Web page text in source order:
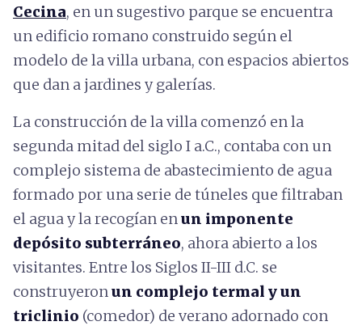
Cecina, en un sugestivo parque se encuentra
un edificio romano construido según el
modelo de la villa urbana, con espacios abiertos
que dan a jardines y galerías.
La construcción de la villa comenzó en la
segunda mitad del siglo I a.C., contaba con un
complejo sistema de abastecimiento de agua
formado por una serie de túneles que filtraban
el agua y la recogían enun imponente
depósito subterráneo, ahora abierto a los
visitantes. Entre los Siglos II-III d.C. se
construyeronun complejo termal y un
triclinio (comedor) de verano adornado con